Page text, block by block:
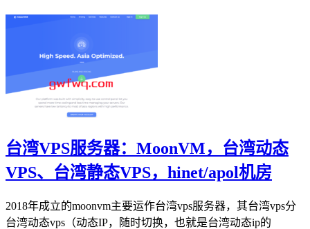
台湾VPS服务器：MoonVM，台湾动态
VPS、台湾静态VPS，hinet/apol机房
2018年成立的moonvm主要运作台湾vps服务器，其台湾vps分
台湾动态vps（动态IP，随时切换，也就是台湾动态ip的